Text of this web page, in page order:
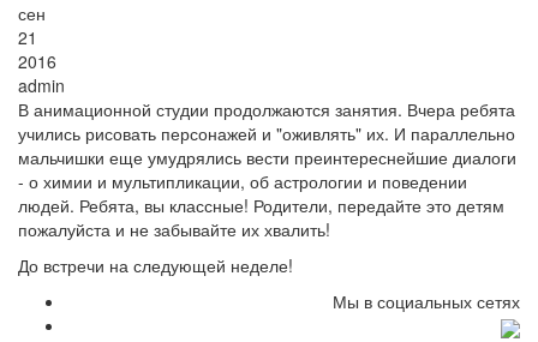
сен
21
2016
admin
В анимационной студии продолжаются занятия. Вчера ребята
учились рисовать персонажей и "оживлять" их. И параллельно
мальчишки еще умудрялись вести преинтереснейшие диалоги
- о химии и мультипликации, об астрологии и поведении
людей. Ребята, вы классные! Родители, передайте это детям
пожалуйста и не забывайте их хвалить!
До встречи на следующей неделе!
Мы в социальных сетях